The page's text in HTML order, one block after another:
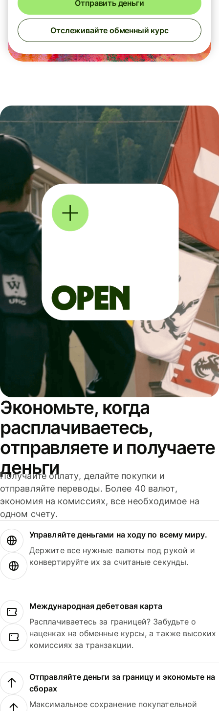
Отправить деньги
Отслеживайте обменный курс
Экономьте, когда
расплачиваетесь,
отправляете и получаете
деньги
Получайте оплату, делайте покупки и
отправляйте переводы. Более 40 валют,
экономия на комиссиях, все необходимое на
одном счету.
Управляйте деньгами на ходу по всему миру.
Держите все нужные валюты под рукой и
конвертируйте их за считаные секунды.
Международная дебетовая карта
Расплачиваетесь за границей? Забудьте о
наценках на обменные курсы, а также высоких
комиссиях за транзакции.
Отправляйте деньги за границу и экономьте на
сборах
Максимальное сохранение покупательной